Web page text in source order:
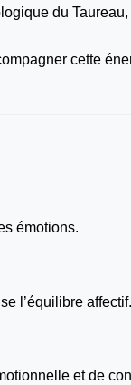
du
cette
émotions.
l’équilibre affectif.
et de